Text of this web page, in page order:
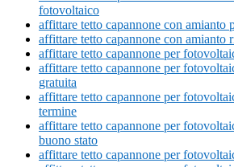
fotovoltaico
affittare tetto capannone con amianto
affittare tetto capannone con amianto
affittare tetto capannone per
affittare tetto capannone per
gratuita
affittare tetto capannone per
termine
affittare tetto capannone per
buono stato
affittare tetto capannone per